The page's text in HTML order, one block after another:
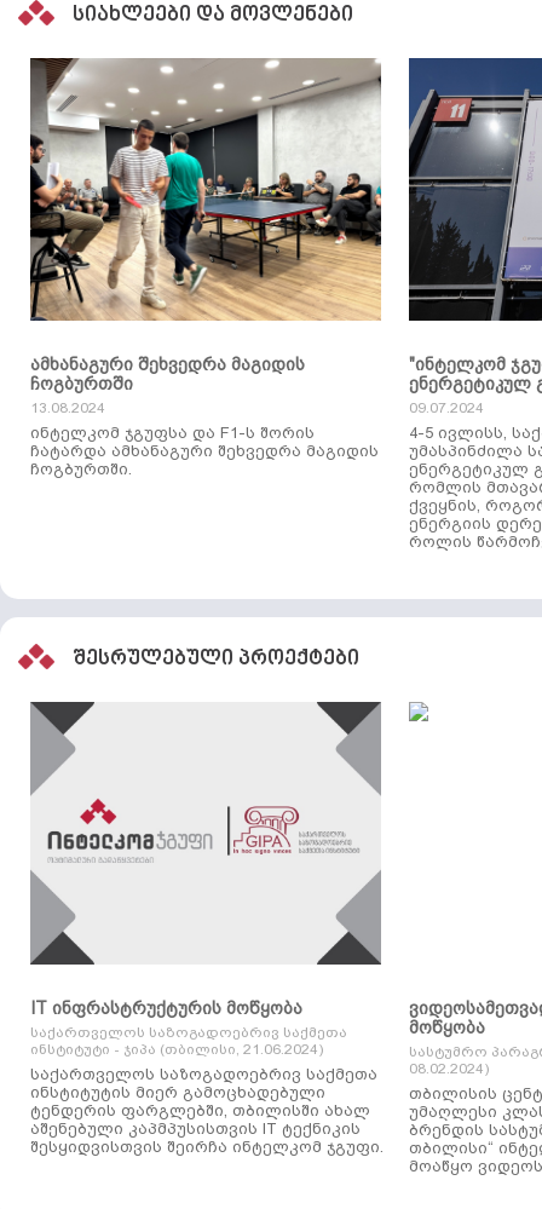
სიახლეები და მოვლენები
ამხანაგური შეხვედრა მაგიდის
ჩოგბურთში
13.08.2024
ინტელკომ ჯგუფსა და F1-ს შორის
ჩატარდა ამხანაგური შეხვედრა მაგიდის
ჩოგბურთში.
"ინტელკომ
ენერგეტიკულ
09.07.2024
4-5 ივლისს,
უმასპინძილა
ენერგეტიკულ
რომლის
ქვეყნის,
ენერგიის
როლის
შესრულებული პროექტები
IT ინფრასტრუქტურის მოწყობა
საქართველოს საზოგადოებრივ საქმეთა
ინსტიტუტი - ჯიპა (თბილისი, 21.06.2024)
საქართველოს საზოგადოებრივ საქმეთა
ინსტიტუტის მიერ გამოცხადებული
ტენდერის ფარგლებში, თბილისში ახალ
აშენებული კაპმპუსისთვის IT ტექნიკის
შესყიდვისთვის შეირჩა ინტელკომ ჯგუფი.
მოწყობა
სასტუმრო
08.02.2024)
თბილისის
უმაღლესი
ბრენდის
თბილისი“
მოაწყო